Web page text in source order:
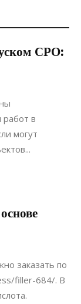
СРО:
в
могут
заказать по
filler-684/. В